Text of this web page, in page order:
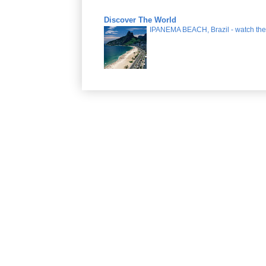
Discover The World
IPANEMA BEACH, Brazil - watch